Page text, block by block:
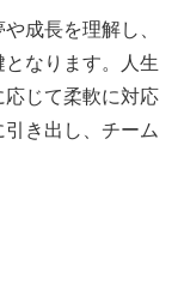
成長を理解し、
なります。人生
じて柔軟に対応
き出し、チーム